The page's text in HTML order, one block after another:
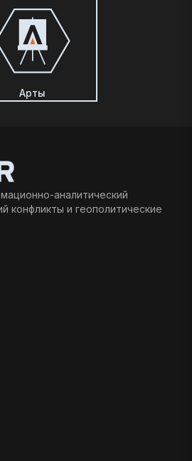
Арты
аналитический
конфликты и геополитические